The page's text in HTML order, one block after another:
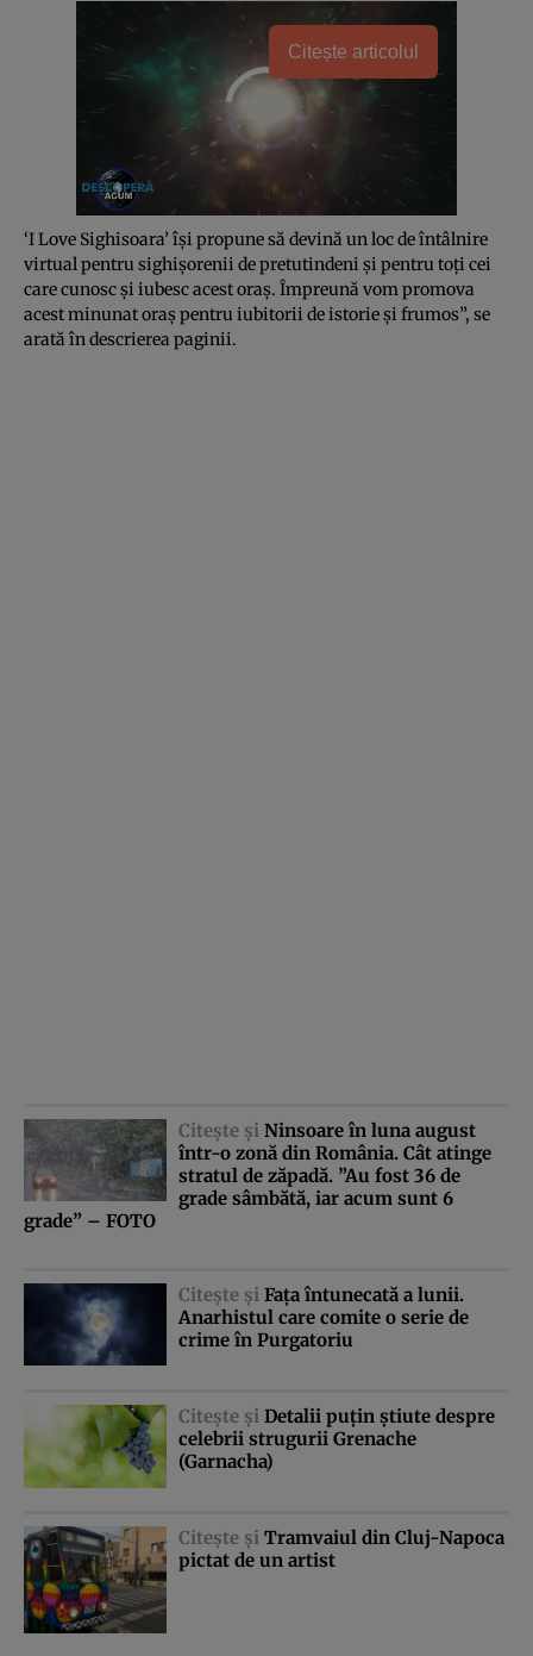
Citește articolul
‘I Love Sighisoara’ îşi propune să devină un loc de întâlnire
virtual pentru sighişorenii de pretutindeni şi pentru toţi cei
care cunosc şi iubesc acest oraş. Împreună vom promova
acest minunat oraş pentru iubitorii de istorie şi frumos”, se
arată în descrierea paginii.
Citeşte şi Ninsoare în luna august
într-o zonă din România. Cât atinge
stratul de zăpadă. ”Au fost 36 de
grade sâmbătă, iar acum sunt 6
grade” – FOTO
Citeşte şi Faţa întunecată a lunii.
Anarhistul care comite o serie de
crime în Purgatoriu
Citeşte şi Detalii puţin ştiute despre
celebrii strugurii Grenache
(Garnacha)
Citeşte şi Tramvaiul din Cluj-Napoca
pictat de un artist